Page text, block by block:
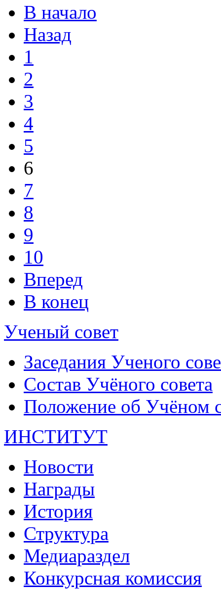
В начало
Назад
1
2
3
4
5
6
7
8
9
10
Вперед
В конец
Ученый совет
Заседания Ученого
Состав Учёного совета
Положение об Учёном
ИНСТИТУТ
Новости
Награды
История
Структура
Медиараздел
Конкурсная комиссия